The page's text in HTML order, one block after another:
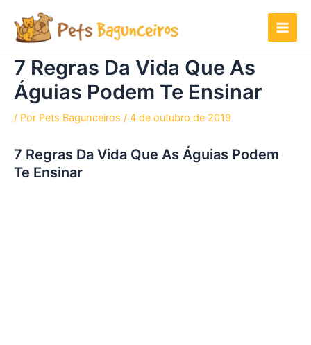
para
conteúdo
7 Regras Da Vida Que As
Águias Podem Te Ensinar
/ Por Pets Bagunceiros / 4 de outubro de 2019
7 Regras Da Vida Que As Águias Podem
Te Ensinar